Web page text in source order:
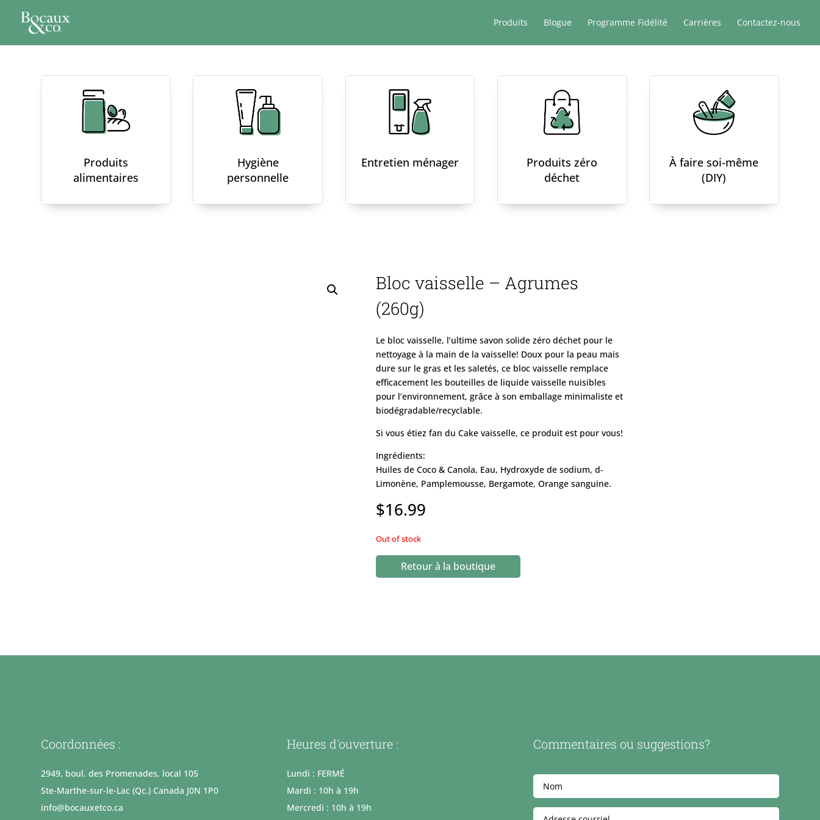
Produits Blogue Programme Fidélité Carrières Contactez-nous
Produits
alimentaires
Hygiène
personnelle
Entretien ménager
Produits zéro
déchet
À faire soi-même
(DIY)
Bloc vaisselle – Agrumes
(260g)
Le bloc vaisselle, l’ultime savon solide zéro déchet pour le
nettoyage à la main de la vaisselle! Doux pour la peau mais
dure sur le gras et les saletés, ce bloc vaisselle remplace
efficacement les bouteilles de liquide vaisselle nuisibles
pour l’environnement, grâce à son emballage minimaliste et
biodégradable/recyclable.
Si vous étiez fan du Cake vaisselle, ce produit est pour vous!
Ingrédients:
Huiles de Coco & Canola, Eau, Hydroxyde de sodium, d-
Limonène, Pamplemousse, Bergamote, Orange sanguine.
$16.99
Out of stock
Retour à la boutique
Coordonnées :
2949, boul. des Promenades, local 105
Ste-Marthe-sur-le-Lac (Qc.) Canada J0N 1P0
info@bocauxetco.ca
Heures d'ouverture :
Lundi : FERMÉ
Mardi : 10h à 19h
Mercredi : 10h à 19h
Commentaires ou suggestions?